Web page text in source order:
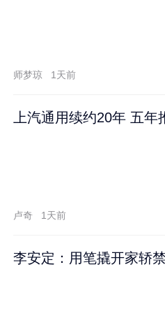
师梦琼 1天前
上汽通用续约20年 五
卢奇 1天前
李安定：用笔撬开家轿